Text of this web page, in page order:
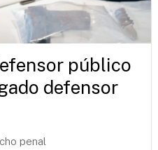
público
defensor
penal